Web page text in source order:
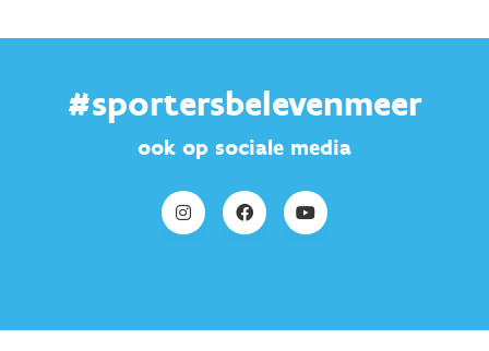
#sportersbelevenmeer
ook op sociale media